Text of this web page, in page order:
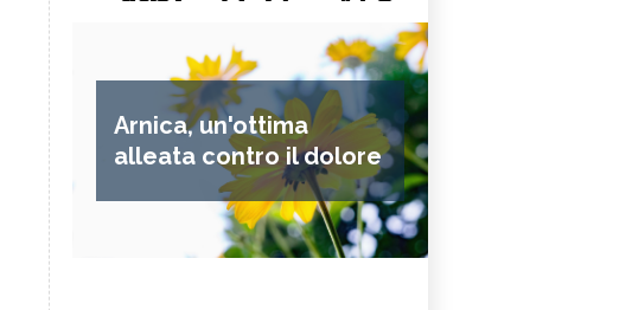
Arnica, un'ottima
alleata contro il dolore